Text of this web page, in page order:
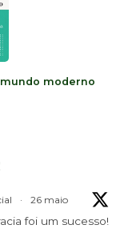
moderno
· 26 maio